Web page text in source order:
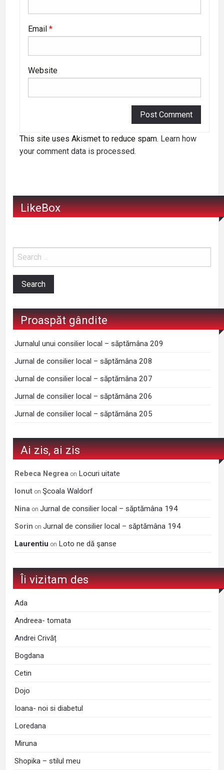
Email *
Website
This site uses Akismet to reduce spam. Learn how
your comment data is processed.
LikeBox
Proaspăt gândite
Jurnalul unui consilier local – săptămâna 209
Jurnal de consilier local – săptămâna 208
Jurnal de consilier local – săptămâna 207
Jurnal de consilier local – săptămâna 206
Jurnal de consilier local – săptămâna 205
Ai zis, ai zis
Rebeca Negrea on Locuri uitate
Ionut onŞcoala Waldorf
Nina onJurnal de consilier local – săptămâna 194
Sorin onJurnal de consilier local – săptămâna 194
Laurentiu on Loto ne dă şanse
Îi vizitam des
Ada
Andreea- tomata
Andrei Crivăț
Bogdana
Cetin
Dojo
Ioana- noi si diabetul
Loredana
Miruna
Shopika – stilul meu